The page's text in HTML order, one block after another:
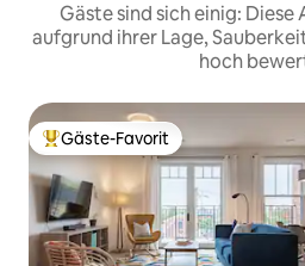
Gäste sind sich einig:
aufgrund ihrer Lage,
hoch
Beliebter Gäste-Favorit.
Gäste-Favorit